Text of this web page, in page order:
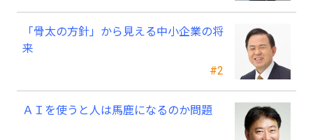
#2
「骨太の方針」から見える中小企業の将
来
ＡＩを使うと人は馬鹿になるのか問題